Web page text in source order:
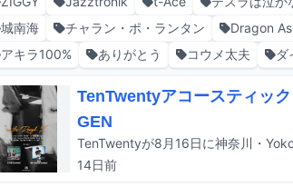
城南海
チャラン・ポ・ランタン Dragon
アキラ100%
ありがとう コウメ太夫 ダ
TenTwentyアコースティッ
GEN
14日前